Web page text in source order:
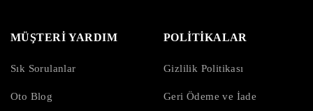
MÜŞTERİ YARDIM
Sık Sorulanlar
Oto Blog
POLİTİKALAR
Gizlilik Politikası
Geri Ödeme ve İade